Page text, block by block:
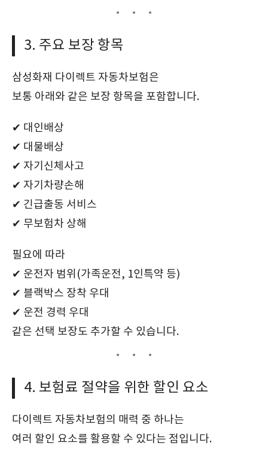
3. 주요 보장 항목
삼성화재 다이렉트 자동차보험은
보통 아래와 같은 보장 항목을 포함합니다.
✔ 대인배상
✔ 대물배상
✔ 자기신체사고
✔ 자기차량손해
✔ 긴급출동 서비스
✔ 무보험차 상해
필요에 따라
✔ 운전자 범위(가족운전, 1인특약 등)
✔ 블랙박스 장착 우대
✔ 운전 경력 우대
같은 선택 보장도 추가할 수 있습니다.
4. 보험료 절약을 위한 할인 요소
다이렉트 자동차보험의 매력 중 하나는
여러 할인 요소를 활용할 수 있다는 점입니다.